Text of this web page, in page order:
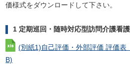
価様式をダウンロードして下さい。
1 定期巡回・随時対応型訪問介護看護
(別紙1)自己評価・外部評価 評価表
B)